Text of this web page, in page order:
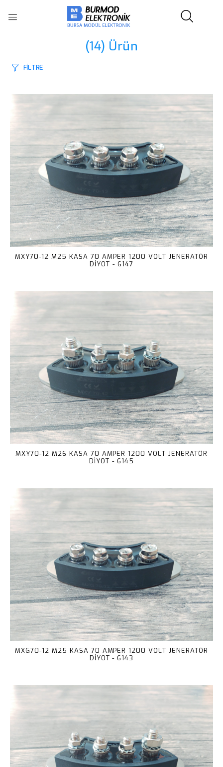
(14) Ürün
FİLTRE
MXY70-12 M25 KASA 70 AMPER 1200 VOLT JENERATÖR
DİYOT - 6147
MXY70-12 M26 KASA 70 AMPER 1200 VOLT JENERATÖR
DİYOT - 6145
MXG70-12 M25 KASA 70 AMPER 1200 VOLT JENERATÖR
DİYOT - 6143